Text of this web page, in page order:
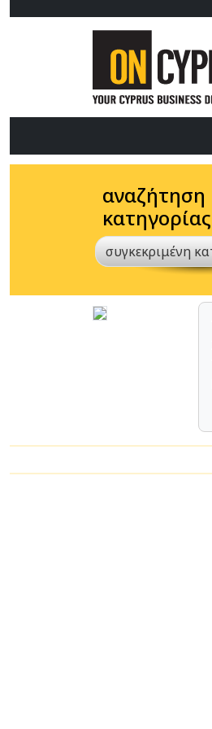
αναζήτηση
κατηγορίας